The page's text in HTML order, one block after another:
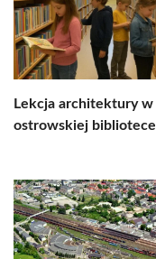
Lekcja architektury w
ostrowskiej bibliotece